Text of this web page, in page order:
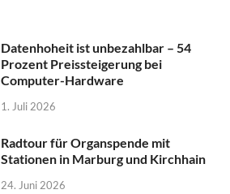
Datenhoheit ist unbezahlbar – 54
Prozent Preissteigerung bei
Computer-Hardware
1. Juli 2026
Radtour für Organspende mit
Stationen in Marburg und Kirchhain
24. Juni 2026